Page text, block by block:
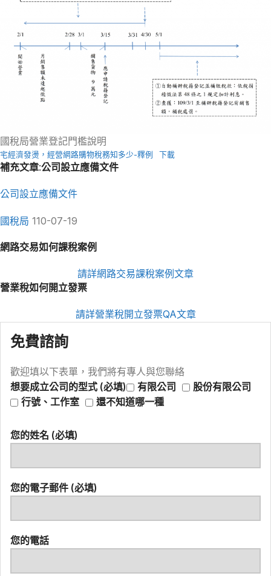
國稅局營業登記門檻說明
宅經濟發燙，經營網路購物稅務知多少-釋例 下載
補充文章:公司設立應備文件
公司設立應備文件
國稅局 110-07-19
網路交易如何課稅案例
請詳網路交易課稅案例文章
營業稅如何開立發票
請詳營業稅開立發票QA文章
免費諮詢
歡迎填以下表單，我們將有專人與您聯絡
想要成立公司的型式 (必填)
有限公司
股份有限公司
行號、工作室
還不知道哪一種
您的姓名 (必填)
您的電子郵件 (必填)
您的電話